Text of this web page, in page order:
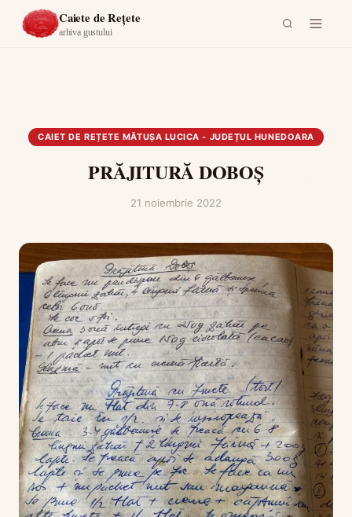
Caiete de Rețete
arhiva gustului
Acasă ›
PRĂJITURĂ DOBOȘ
CAIET DE REȚETE MĂTUȘA LUCICA - JUDEȚUL HUNEDOARA
PRĂJITURĂ DOBOȘ
21 noiembrie 2022